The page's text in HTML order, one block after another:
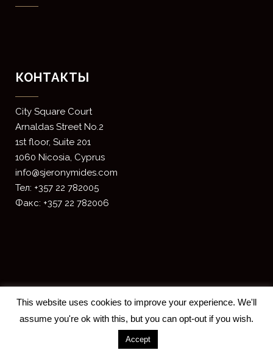
КОНТАКТЫ
​City Square Court
​Arnaldas Street No.2
1st floor, Suite 201
1060 Nicosia, Cyprus
info@sjeronymides.com
Тел: +357 22 782005
Факс: +357 22 782006
2018 S. JERONYMIDES & CO. LLC -
This website uses cookies to improve your experience. We'll
assume you're ok with this, but you can opt-out if you wish.
Accept